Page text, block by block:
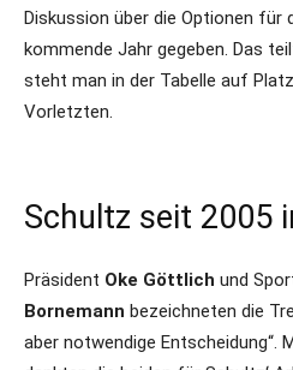
Diskussion über die Optionen für
kommende Jahr gegeben. Das
steht man in der Tabelle auf
Vorletzten.
Schultz seit 2005
Präsident Oke Göttlich und
Bornemann bezeichneten die
aber notwendige Entscheidung“.